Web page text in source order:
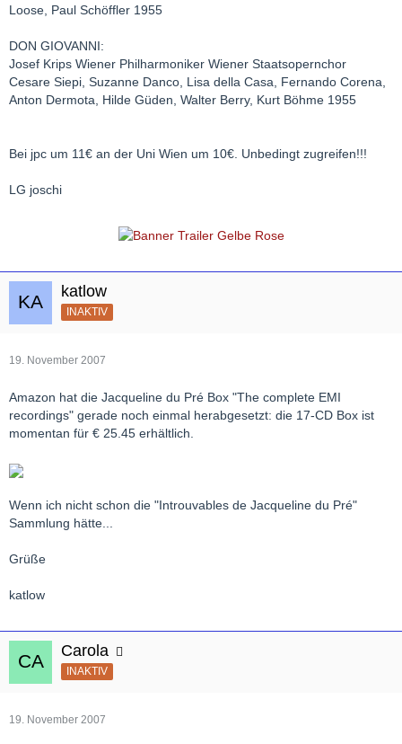
Loose, Paul Schöffler 1955
DON GIOVANNI:
Josef Krips Wiener Philharmoniker Wiener Staatsopernchor
Cesare Siepi, Suzanne Danco, Lisa della Casa, Fernando Corena,
Anton Dermota, Hilde Güden, Walter Berry, Kurt Böhme 1955
Bei jpc um 11€ an der Uni Wien um 10€. Unbedingt zugreifen!!!
LG joschi
katlow
INAKTIV
19. November 2007
Amazon hat die Jacqueline du Pré Box "The complete EMI
recordings" gerade noch einmal herabgesetzt: die 17-CD Box ist
momentan für € 25.45 erhältlich.
Wenn ich nicht schon die "Introuvables de Jacqueline du Pré"
Sammlung hätte...
Grüße
katlow
Carola
INAKTIV
19. November 2007